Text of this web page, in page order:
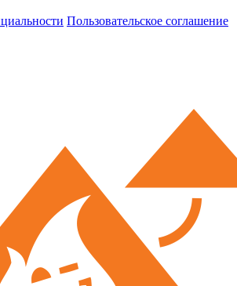
Пользовательское соглашение